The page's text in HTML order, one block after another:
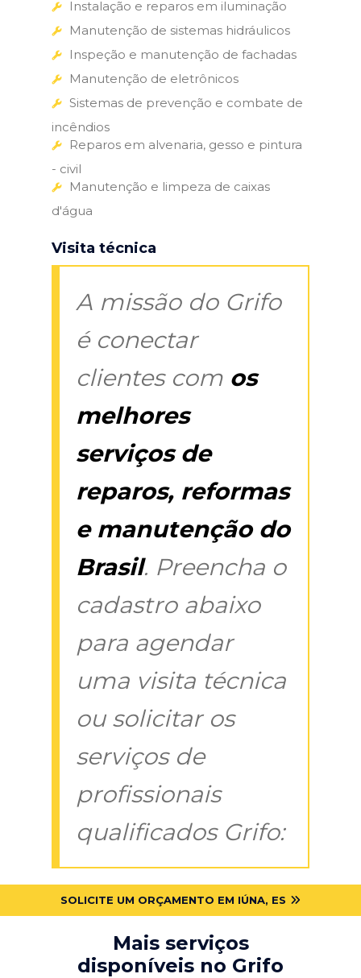
Instalação e reparos em iluminação
Manutenção de sistemas hidráulicos
Inspeção e manutenção de fachadas
Manutenção de eletrônicos
Sistemas de prevenção e combate de
incêndios
Reparos em alvenaria, gesso e pintura
- civil
Manutenção e limpeza de caixas
d'água
Visita técnica
A missão do Grifo
é conectar
clientes com os
melhores
serviços de
reparos, reformas
e manutenção do
Brasil. Preencha o
cadastro abaixo
para agendar
uma visita técnica
ou solicitar os
serviços de
profissionais
qualificados Grifo:
SOLICITE UM ORÇAMENTO EM IÚNA, ES
Mais serviços
disponíveis no Grifo